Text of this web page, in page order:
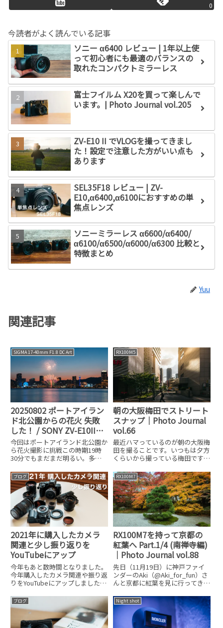
0
今読者がよく読んでいる記事
ソニー α6400 レビュー | 1年以上使
って初心者にも最適のバランスの
取れたコンパクトミラーレス
富士フイルム X20を買って楽しんで
います。| Photo Journal vol.205
ZV-E10 II でVLOGを撮ってきまし
た！設定で注意した方がいい点も
あります
SEL35F18 レビュー | ZV-
E10,α6400,α6100におすすめの単
焦点レンズ
ソニーミラーレス α6600/α6400/
α6100/α6500/α6000/α6300 比較と
特徴まとめ
Yuu
関連記事
SIGMA 17-40mm F1.8 DC Art
20250802 ポートアイラン
ド北公園からの花火 失敗
した！ / SONY ZV-E10II
SIGMA 17-40mm
今回はポートアイランド北公園か
ら花火撮影に挑戦この時期19時
30分でもまだまだ明るい。多分
思いながら時間になるのを持って
いたやっぱり空が明るすぎてうま
く写っていない笑さらに前も書い
たけど、明るい空とこのゴールド
RX100M5
朝の大阪梅田でストリート
スナップ｜Photo Journal
vol.66
最近ハマっているのが朝の大阪梅
田を撮ることです。いつもは夕方
くらいから撮っている梅田です
ってみるといつもと違った光（朝
日）がよかったのでハマってきま
した。そして、あまり人がいない
ので好き放題撮れます。RX100
ブログ
2021年に購入したカメラ
関連と少し振り返りを
YouTubeにアップ
今年もあと数時間となりました。
今年購入したカメラ関連や振り返
りをYouTubeにアップしました。
すが、来年も引き続きよろしくお
願いします。それでは良いお年
を！！
RX100M7
RX100M7を持って京都の
紅葉へ Part.1/4 (南禅寺編)
｜Photo Journal vol.88
先日（11月19日）に神戸ファイ
ンダーのAki（@Aki_for_fun）さ
んと京都に紅葉を見に行ってきま
今回訪れた記事がアップされてい
ます。今回は朝10:00に京都の山
科駅に集合して・南禅寺周辺⇦今
回の記事
ブログ Night shot